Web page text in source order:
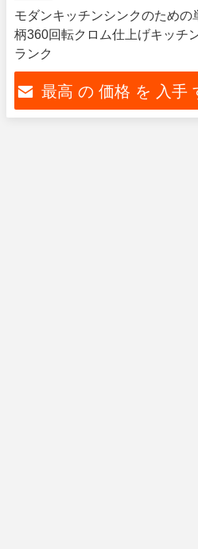
モダンキッチンシンクのための
柄360回転クロム仕上げキッチ
ランク
最高 の 価格 を 入手